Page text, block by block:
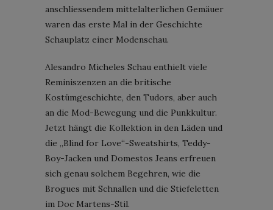
anschliessendem mittelalterlichen Gemäuer
waren das erste Mal in der Geschichte
Schauplatz einer Modenschau.
Alesandro Micheles Schau enthielt viele
Reminiszenzen an die britische
Kostümgeschichte, den Tudors, aber auch
an die Mod-Bewegung und die Punkkultur.
Jetzt hängt die Kollektion in den Läden und
die „Blind for Love“-Sweatshirts, Teddy-
Boy-Jacken und Domestos Jeans erfreuen
sich genau solchem Begehren, wie die
Brogues mit Schnallen und die Stiefeletten
im Doc Martens-Stil.